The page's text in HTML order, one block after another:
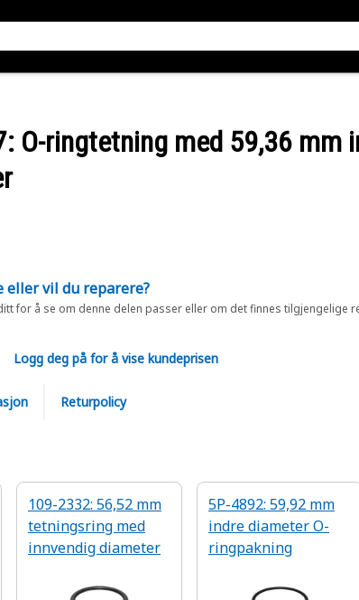
: O-ringtetning med 59,36 mm
eller vil du reparere?
for å se om denne delen passer eller om det finnes tilgjengelige
Logg deg på for å vise kundeprisen
Returpolicy
109-2332: 56,52 mm
tetningsring med
innvendig diameter
5P-4892: 59,92 mm
indre diameter O-
ringpakning